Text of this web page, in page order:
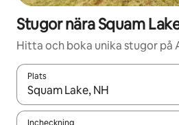
Stugor nära Squam
Hitta och boka unika stugor på
Plats
När resultaten är tillgängliga kan